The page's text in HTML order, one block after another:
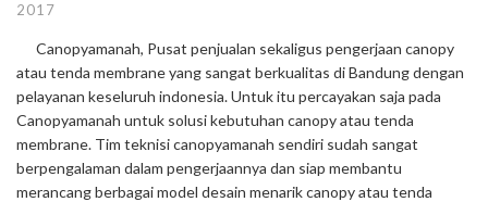
2017
Canopyamanah, Pusat penjualan sekaligus pengerjaan canopy
atau tenda membrane yang sangat berkualitas di Bandung dengan
pelayanan keseluruh indonesia. Untuk itu percayakan saja pada
Canopyamanah untuk solusi kebutuhan canopy atau tenda
membrane. Tim teknisi canopyamanah sendiri sudah sangat
berpengalaman dalam pengerjaannya dan siap membantu
merancang berbagai model desain menarik canopy atau tenda